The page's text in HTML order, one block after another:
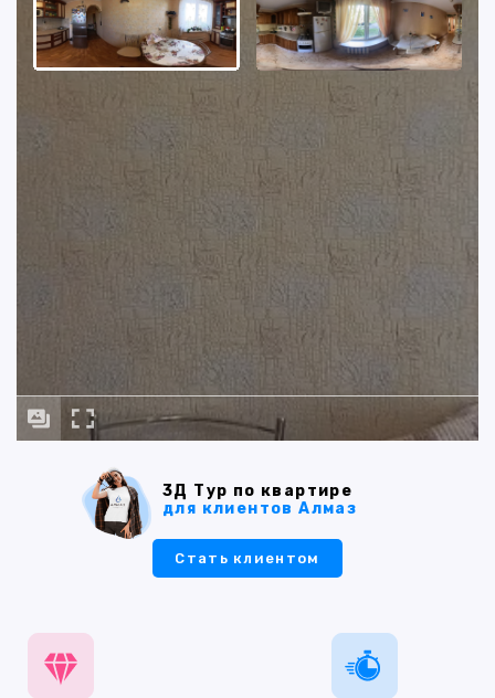
3Д Тур по квартире
для клиентов Алмаз
Стать клиентом